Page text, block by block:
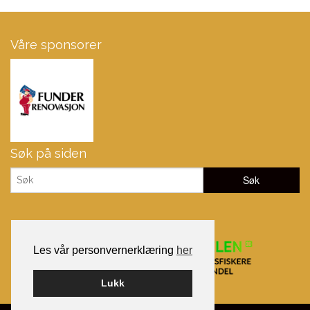
Les vår personvernerklæring her
Lukk
Våre sponsorer
Søk på siden